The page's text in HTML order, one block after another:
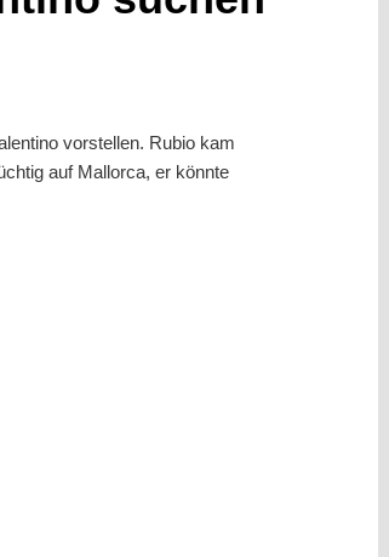
vorstellen. Rubio kam
auf Mallorca, er könnte